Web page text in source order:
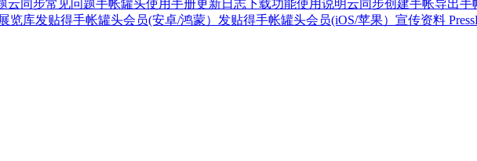
云同步常见问题手帐罐头使用手册更新日志下载功能使用说明云同步创建手帐导出手
览库发贴得手帐罐头会员(安卓/鸿蒙） 发贴得手帐罐头会员(iOS/苹果） 宣传资料